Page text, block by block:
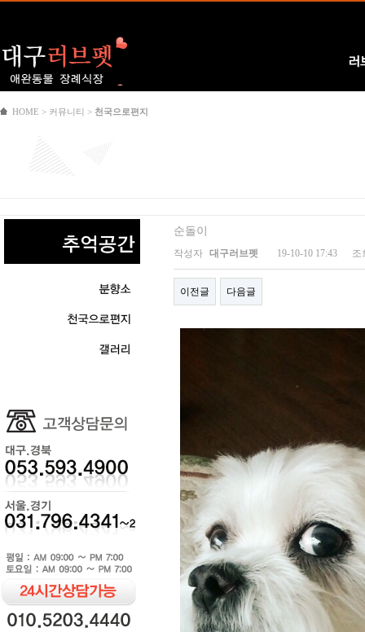
Logo
러
HOME > 커뮤니티 > 천국으로편지
순돌이
작성자 대구러브펫 19-10-10 17:43 조
이전글 다음글